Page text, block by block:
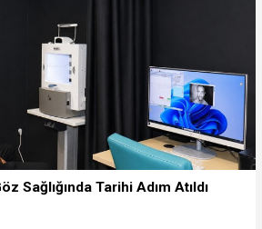
Sağlığında Tarihi Adım Atıldı